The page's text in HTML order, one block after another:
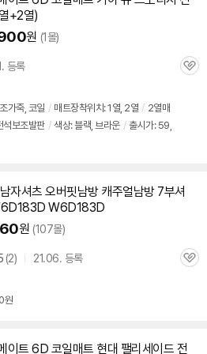
+2열)
원 (1몰)
등록
관
가죽, 코일 / 매트장착위치: 1열, 2열 / 2열매
석보조발판 / 색상: 블랙, 브라운 / 출시가: 59,
자셔츠 오버핏남방 캐주얼남방 7부셔
6D183D W6D183D
원 (107몰)
(상
2) 21.06. 등록
관
원
이트 6D 코일매트 현대 팰리세이드 전